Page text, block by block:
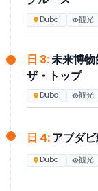
季節のおすすめ
5月～9月:マダ
イルドワディウ
ご希望に応じて
ホリデーをお楽
Dubai 観光
日 3:未来博物
ザ・トップ
Dubai 観光
日 4:アブダ
Dubai 観光